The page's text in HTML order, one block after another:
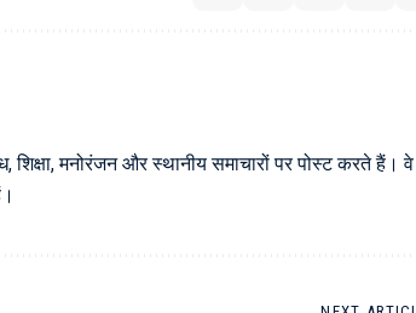
शिक्षा, मनोरंजन और स्थानीय समाचारों पर पोस्ट करते हैं। वे